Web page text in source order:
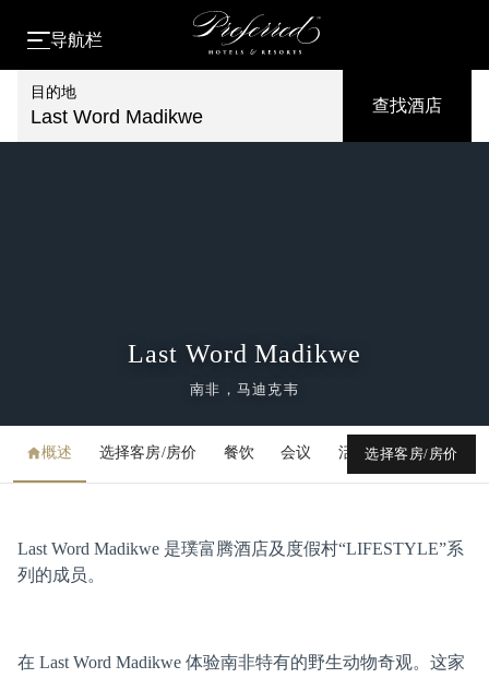
导航栏
目的地
Last Word Madikwe
查找酒店
Last Word Madikwe
南非，马迪克韦
概述 选择客房/房价 餐饮 会议 活动 媒体库
选择客房/房价
Last Word Madikwe 是璞富腾酒店及度假村“LIFESTYLE”系
列的成员。
在 Last Word Madikwe 体验南非特有的野生动物奇观。这家